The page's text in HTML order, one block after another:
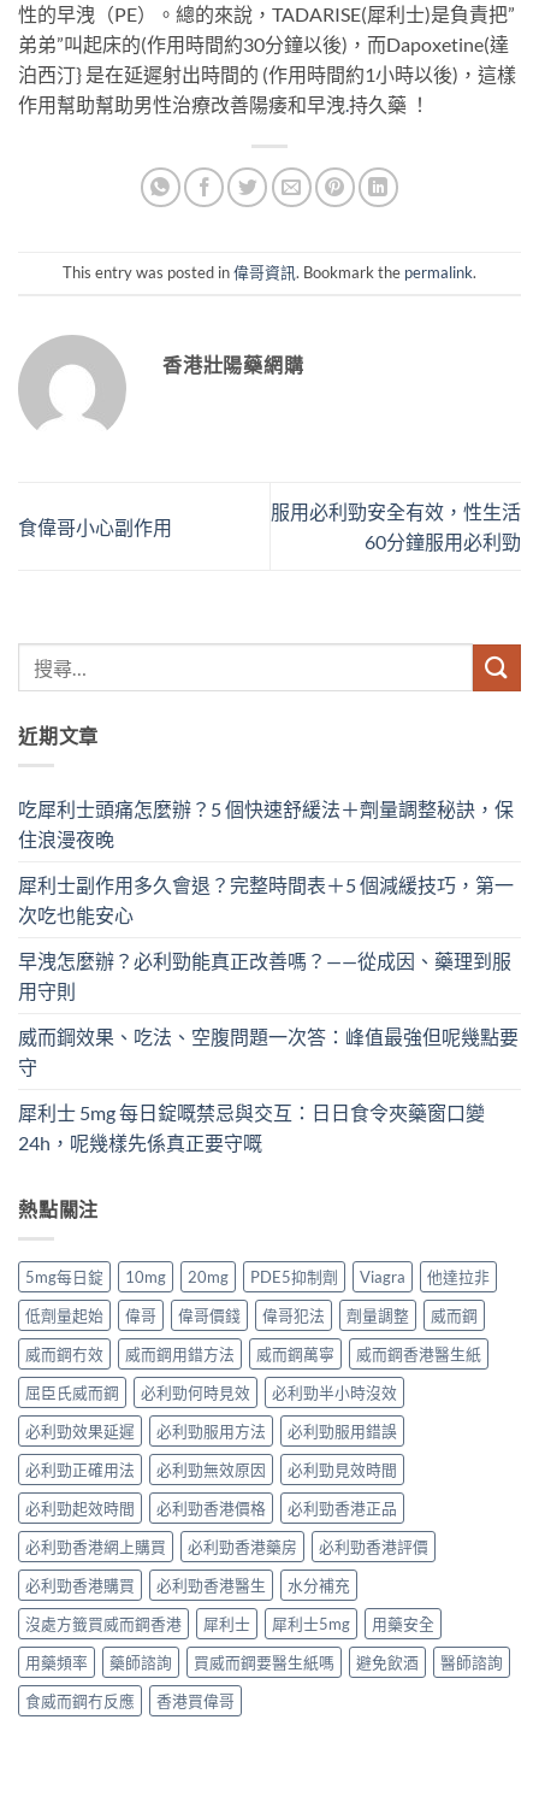
性的早洩（PE）。總的來說，TADARISE(犀利士)是負責把”
弟弟”叫起床的(作用時間約30分鐘以後)，而Dapoxetine(達
泊西汀} 是在延遲射出時間的 (作用時間約1小時以後)，這樣
作用幫助幫助男性治療改善陽痿和早洩.持久藥 ！
This entry was posted in偉哥資訊. Bookmark the permalink.
香港壯陽藥網購
食偉哥小心副作用
服用必利勁安全有效，性生活
60分鐘服用必利勁
近期文章
吃犀利士頭痛怎麼辦？5 個快速舒緩法＋劑量調整秘訣，保
住浪漫夜晚
犀利士副作用多久會退？完整時間表＋5 個減緩技巧，第一
次吃也能安心
早洩怎麼辦？必利勁能真正改善嗎？——從成因、藥理到服
用守則
威而鋼效果、吃法、空腹問題一次答：峰值最強但呢幾點要
守
犀利士 5mg 每日錠嘅禁忌與交互：日日食令夾藥窗口變
24h，呢幾樣先係真正要守嘅
熱點關注
5mg每日錠 10mg 20mg PDE5抑制劑 Viagra
他達拉非
低劑量起始
偉哥 偉哥價錢 偉哥犯法 劑量調整
威而鋼
威而鋼冇效
威而鋼用錯方法 威而鋼萬寧
威而鋼香港醫生紙
屈臣氏威而鋼
必利勁何時見效
必利勁半小時沒效
必利勁效果延遲
必利勁服用方法
必利勁服用錯誤
必利勁正確用法
必利勁無效原因
必利勁見效時間
必利勁起效時間
必利勁香港價格
必利勁香港正品
必利勁香港網上購買
必利勁香港藥房
必利勁香港評價
必利勁香港購買
必利勁香港醫生
水分補充
沒處方籤買威而鋼香港
犀利士 犀利士5mg
用藥安全
用藥頻率
藥師諮詢 買威而鋼要醫生紙嗎 避免飲酒
醫師諮詢
食威而鋼冇反應
香港買偉哥